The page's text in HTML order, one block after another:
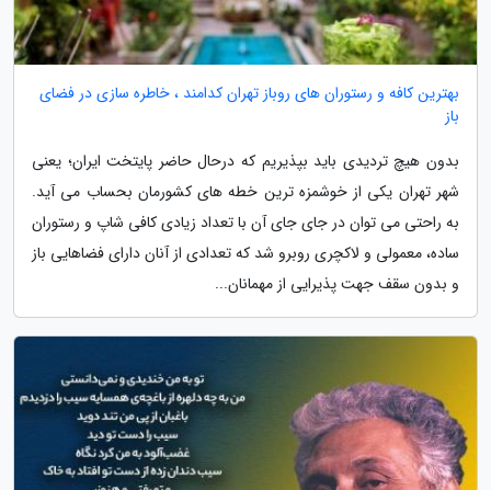
بهترین کافه و رستوران های روباز تهران کدامند ، خاطره سازی در فضای
باز
بدون هیچ تردیدی باید بپذیریم که درحال حاضر پایتخت ایران؛ یعنی
شهر تهران یکی از خوشمزه ترین خطه های کشورمان بحساب می آید.
به راحتی می توان در جای جای آن با تعداد زیادی کافی شاپ و رستوران
ساده، معمولی و لاکچری روبرو شد که تعدادی از آنان دارای فضاهایی باز
و بدون سقف جهت پذیرایی از مهمانان...